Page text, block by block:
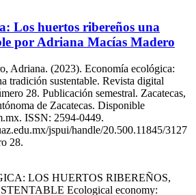
Los huertos ribereños una
por Adriana Macías Madero
Adriana. (2023). Economía ecológica:
tradición sustentable. Revista digital
28. Publicación semestral. Zacatecas,
de Zacatecas. Disponible
ISSN: 2594-0449.
jspui/handle/20.500.11845/3127
28.
LOS HUERTOS RIBEREÑOS,
Ecological economy: